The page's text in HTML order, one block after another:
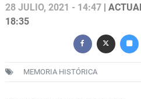
28 JULIO, 2021 - 14:47 |
18:35
MEMORIA HISTÓRICA